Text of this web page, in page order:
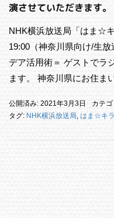
演させていただきます。
NHK横浜放送局「はま☆
19:00（神奈川県向け/生
デア活用術＝ ゲストでラ
ます。 神奈川県にお住ま
公開済み: 2021年3月3日 カテ
タグ: NHK横浜放送局, はま☆キラ